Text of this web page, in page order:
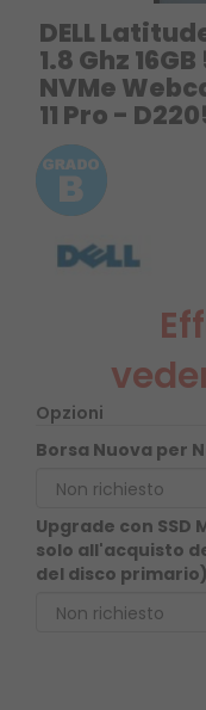
DELL
1.8 Ghz
NVMe
11 Pro -
Opzioni
Borsa Nuova per
Upgrade con SSD
solo all'acquisto
del disco